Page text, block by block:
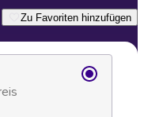
Zu Favoriten hinzufügen